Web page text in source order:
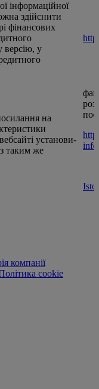
інформаційної
здійснити
фінансових
версію, у
на
установи-
таким же
компанії
cookie